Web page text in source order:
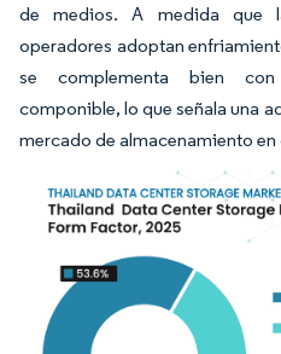
de medios. A medida que
operadores adoptan
se complementa bien
componible, lo que señala una
mercado de almacenamiento